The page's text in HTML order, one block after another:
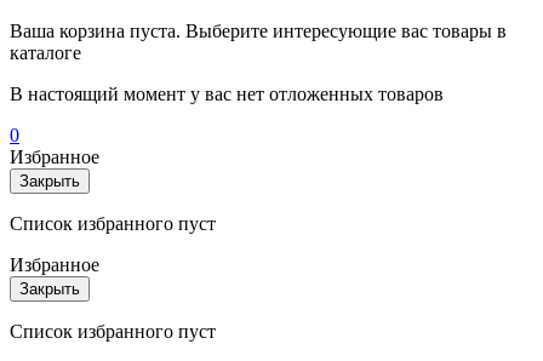
Ваша корзина пуста. Выберите интересующие вас товары в
каталоге
В настоящий момент у вас нет отложенных товаров
0
Избранное
Закрыть
Список избранного пуст
Избранное
Закрыть
Список избранного пуст